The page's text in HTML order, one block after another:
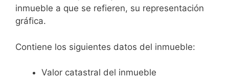
inmueble a que se refieren, su representación
gráfica.
Contiene los siguientes datos del inmueble:
Valor catastral del inmueble